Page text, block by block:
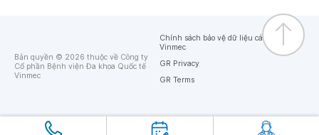
Bản quyền © 2026 thuộc về Công ty
Cổ phần Bệnh viện Đa khoa Quốc tế
Vinmec
Chính sách bảo vệ dữ liệu cá nhân của
Vinmec
GR Privacy
GR Terms